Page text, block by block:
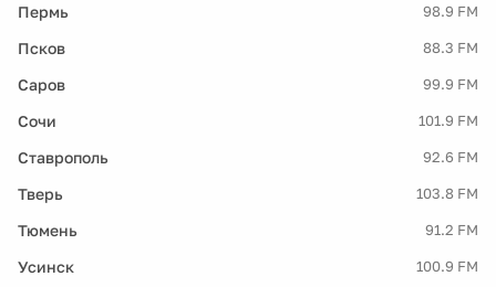
Пермь 98.9 FM
Псков 88.3 FM
Саров 99.9 FM
Сочи 101.9 FM
Ставрополь 92.6 FM
Тверь 103.8 FM
Тюмень 91.2 FM
Усинск 100.9 FM